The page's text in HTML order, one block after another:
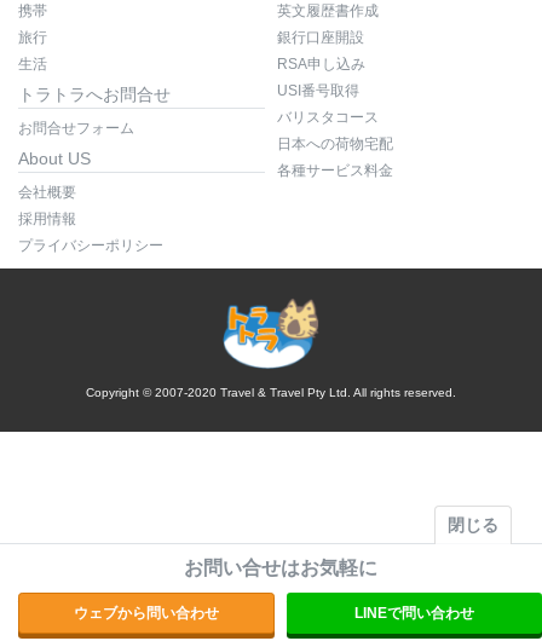
携帯
旅行
生活
トラトラへお問合せ
お問合せフォーム
About US
会社概要
採用情報
プライバシーポリシー
英文履歴書作成
銀行口座開設
RSA申し込み
USI番号取得
バリスタコース
日本への荷物宅配
各種サービス料金
Copyright © 2007-2020 Travel & Travel Pty Ltd. All rights reserved.
閉じる
お問い合せはお気軽に
ウェブから問い合わせ LINEで問い合わせ